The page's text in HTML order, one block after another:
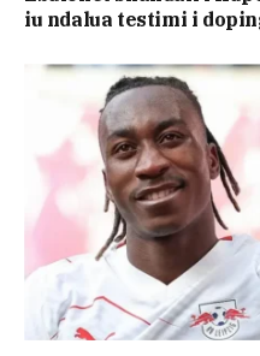
iu ndalua testimi i